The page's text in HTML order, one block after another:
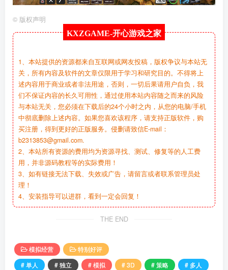
© 版权声明
KXZGAME-开心游戏之家
1、本站提供的资源都来自互联网或网友投稿，版权争议与本站无
关，所有内容及软件的文章仅限用于学习和研究目的。不得将上
述内容用于商业或者非法用途，否则，一切后果请用户自负，我
们不保证内容的长久可用性，通过使用本站内容随之而来的风险
与本站无关，您必须在下载后的24个小时之内，从您的电脑/手机
中彻底删除上述内容。如果您喜欢该程序，请支持正版软件，购
买注册，得到更好的正版服务。侵删请致信E-mail：
b2313853@gmail.com.
2、本站所有资源的费用均为资源寻找、测试、修复等的人工费
用，并非源码教程等的实际费用！
3、如有链接无法下载、失效或广告，请留言或者联系管理员处
理！
4、安装指导可以进群，看到一定会回复！
THE END
模拟经营
特别好评
# 单人
# 独立 # 模拟 # 3D # 策略
# 多人